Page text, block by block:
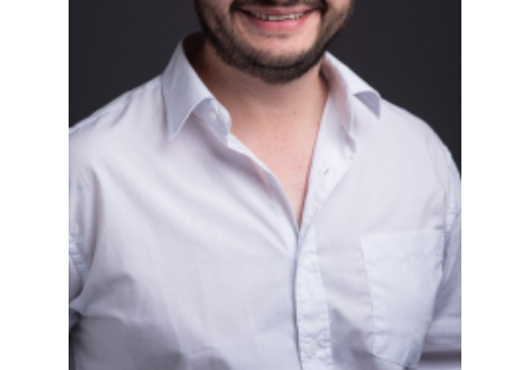
ACADÉMICOS
FUNCIONARIOS
EGRESADOS